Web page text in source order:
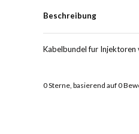
Beschreibung
Kabelbundel fur Injektoren
0Sterne, basierend auf0